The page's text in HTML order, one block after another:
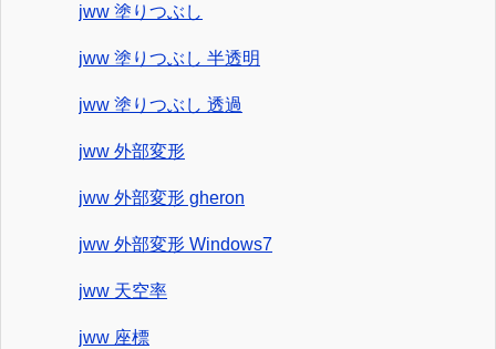
jww 塗りつぶし
jww 塗りつぶし 半透明
jww 塗りつぶし 透過
jww 外部変形
jww 外部変形 gheron
jww 外部変形 Windows7
jww 天空率
jww 座標